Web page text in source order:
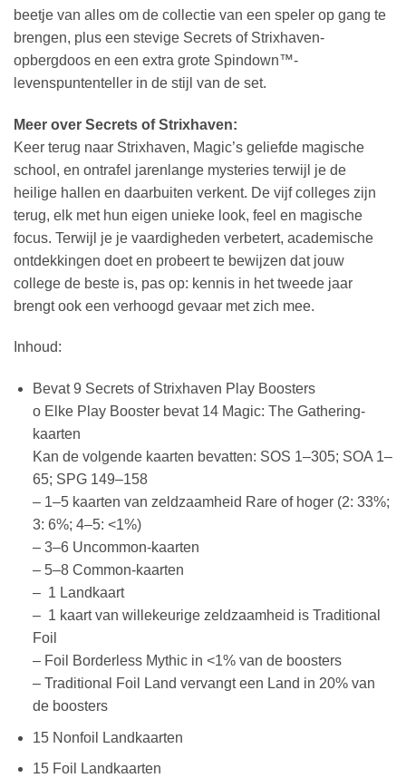
beetje van alles om de collectie van een speler op gang te
brengen, plus een stevige Secrets of Strixhaven-
opbergdoos en een extra grote Spindown™-
levenspuntenteller in de stijl van de set.
Meer over Secrets of Strixhaven:
Keer terug naar Strixhaven, Magic’s geliefde magische
school, en ontrafel jarenlange mysteries terwijl je de
heilige hallen en daarbuiten verkent. De vijf colleges zijn
terug, elk met hun eigen unieke look, feel en magische
focus. Terwijl je je vaardigheden verbetert, academische
ontdekkingen doet en probeert te bewijzen dat jouw
college de beste is, pas op: kennis in het tweede jaar
brengt ook een verhoogd gevaar met zich mee.
Inhoud:
Bevat 9 Secrets of Strixhaven Play Boosters
o Elke Play Booster bevat 14 Magic: The Gathering-
kaarten
Kan de volgende kaarten bevatten: SOS 1–305; SOA 1–
65; SPG 149–158
– 1–5 kaarten van zeldzaamheid Rare of hoger (2: 33%;
3: 6%; 4–5: <1%)
– 3–6 Uncommon-kaarten
– 5–8 Common-kaarten
– 1 Landkaart
– 1 kaart van willekeurige zeldzaamheid is Traditional
Foil
– Foil Borderless Mythic in <1% van de boosters
– Traditional Foil Land vervangt een Land in 20% van
de boosters
15 Nonfoil Landkaarten
15 Foil Landkaarten